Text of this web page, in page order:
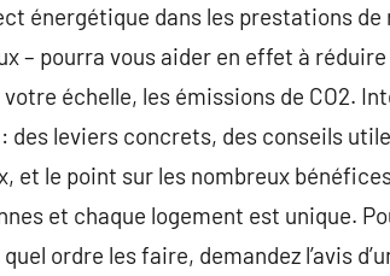
énergétique dans les prestations
– pourra vous aider en effet à
échelle, les émissions de CO2.
des leviers concrets, des conseils
et le point sur les nombreux
et chaque logement est unique.
ordre les faire, demandez l’avis